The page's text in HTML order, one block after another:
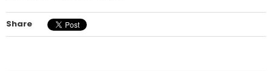
Share